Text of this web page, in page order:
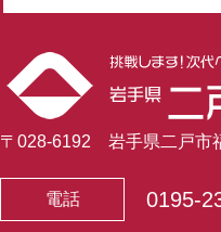
〒028-6192 岩手県二戸市
電話 0195-